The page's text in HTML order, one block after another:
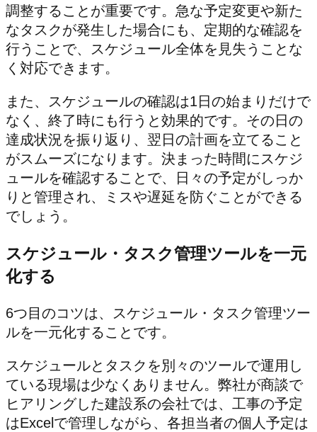
調整することが重要です。急な予定変更や新た
なタスクが発生した場合にも、定期的な確認を
行うことで、スケジュール全体を見失うことな
く対応できます。
また、スケジュールの確認は1日の始まりだけで
なく、終了時にも行うと効果的です。その日の
達成状況を振り返り、翌日の計画を立てること
がスムーズになります。決まった時間にスケジ
ュールを確認することで、日々の予定がしっか
りと管理され、ミスや遅延を防ぐことができる
でしょう。
スケジュール・タスク管理ツールを一元
化する
6つ目のコツは、スケジュール・タスク管理ツー
ルを一元化することです。
スケジュールとタスクを別々のツールで運用し
ている現場は少なくありません。弊社が商談で
ヒアリングした建設系の会社では、工事の予定
はExcelで管理しながら、各担当者の個人予定は